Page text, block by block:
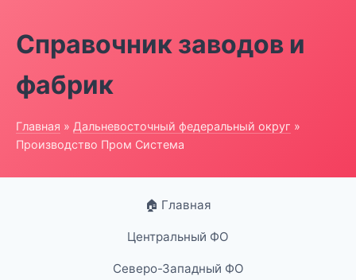
Справочник заводов и
фабрик
Главная » Дальневосточный федеральный округ »
Производство Пром Система
🏠 Главная
Центральный ФО
Северо-Западный ФО